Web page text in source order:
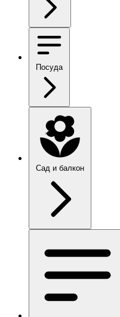
Посуда
Сад и балкон